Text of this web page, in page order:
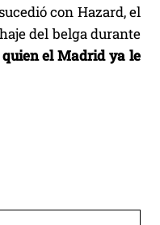
con Hazard, el
del belga durante
el Madrid ya le